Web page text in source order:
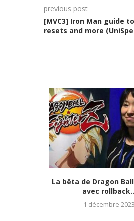
previous post
[MVC3] Iron Man guide
resets and more
La bêta de Dragon
avec
1 décembre 2023